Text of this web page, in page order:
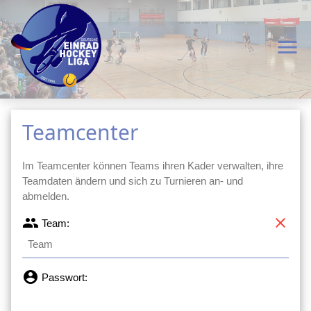
menu
Teamcenter
Im Teamcenter können Teams ihren Kader verwalten, ihre
Teamdaten ändern und sich zu Turnieren an- und
abmelden.
clear
group Team:
account_circle Passwort: